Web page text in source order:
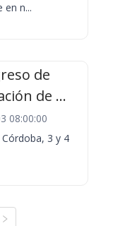
en n...
de
de ...
08:00:00
3 y 4